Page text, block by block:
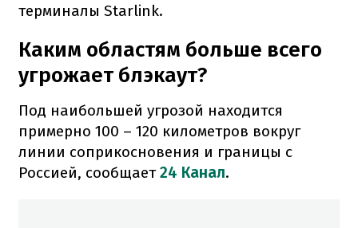
терминалы Starlink.
Каким областям больше всего
угрожает блэкаут?
Под наибольшей угрозой находится
примерно 100 – 120 километров вокруг
линии соприкосновения и границы с
Россией, сообщает24 Канал.